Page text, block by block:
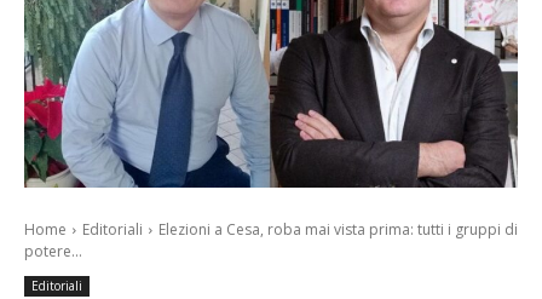
Home Editoriali
Elezioni a Cesa, roba mai vista prima: tutti i gruppi di
potere...
Editoriali